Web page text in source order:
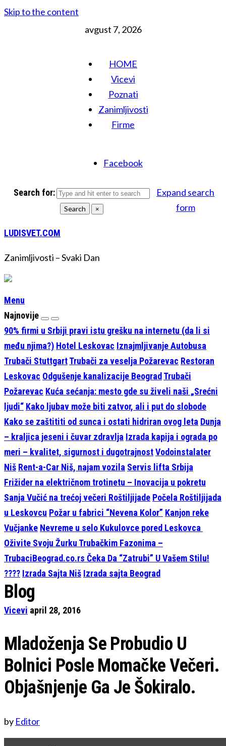
Skip to the content
avgust 7, 2026
HOME
Vicevi
Poznati
Zanimljivosti
Firme
Facebook
Search for:
Search ×
Expand search
form
LUDISVET.COM
Zanimljivosti – Svaki Dan
Menu
Najnovije
90% firmi u Srbiji pravi istu grešku na internetu (da li si
među njima?) Hotel Leskovac Iznajmljivanje Autobusa
Trubači StuttgartTrubači za veselja Požarevac Restoran
Leskovac Odgušenje kanalizacije Beograd Trubači
Požarevac Kuća sećanja: mesto gde su živeli naši „Srećni
ljudi“ Kako ljubav može biti zatvor, ali i put do slobode
Kako se zaštititi od sunca i ostati hidriran ovog leta Dunja
– kraljica jeseni i čuvar zdravlja Izrada kapija i ograda po
meri – kvalitet, sigurnost i dugotrajnostVodoinstalater
Niš Rent-a-Car Niš, najam vozila Servis lifta Srbija
Frižider na električnom trotinetu – Inovacija u pokretu
Sanja Vučić na trećoj večeri Roštiljijade Počela Roštiljijada
u Leskovcu Požar u fabrici “Nevena Kolor” Kanjon reke
Vučjanke Nevreme u selo Kukulovce pored Leskovca
Oživite Svoju Žurku Trubačkim Fazonima –
TrubaciBeograd.co.rs Čeka Da “Zatrubi” U Vašem Stilu!
???? Izrada Sajta Niš Izrada sajta Beograd
Blog
Vicevi april 28, 2016
Mladoženja Se Probudio U
Bolnici Posle Momačke Večeri.
Objašnjenje Ga Je Šokiralo.
by Editor